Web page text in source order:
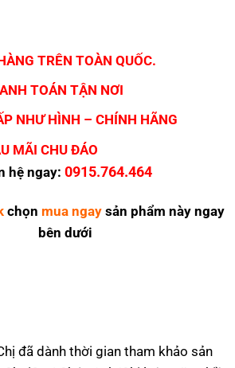
TRÊN TOÀN QUỐC.
TOÁN TẬN NƠI
NHƯ HÌNH – CHÍNH HÃNG
MÃI CHU ĐÁO
hệ ngay: 0915.764.464
chọn mua ngay sản phẩm này ngay
bên dưới
đã dành thời gian tham khảo sản